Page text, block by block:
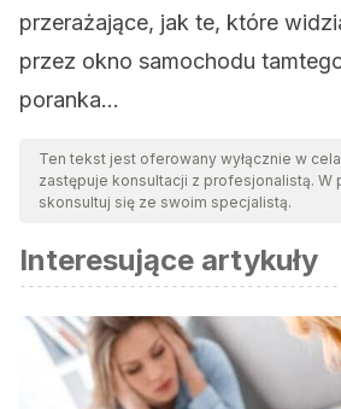
przerażające, jak te, które
przez okno samochodu
poranka…
Ten tekst jest oferowany wyłącznie w
zastępuje konsultacji z profesjonalistą. W
skonsultuj się ze swoim specjalistą.
Interesujące artykuły